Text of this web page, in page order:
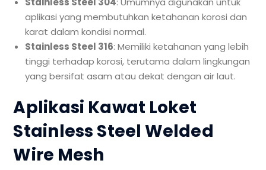
aplikasi yang membutuhkan ketahanan korosi dan
karat dalam kondisi normal.
Stainless Steel 316: Memiliki ketahanan yang lebih
tinggi terhadap korosi, terutama dalam lingkungan
yang bersifat asam atau dekat dengan air laut.
Aplikasi Kawat Loket
Stainless Steel Welded
Wire Mesh